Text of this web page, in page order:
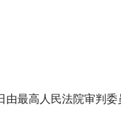
由最高人民法院审判委